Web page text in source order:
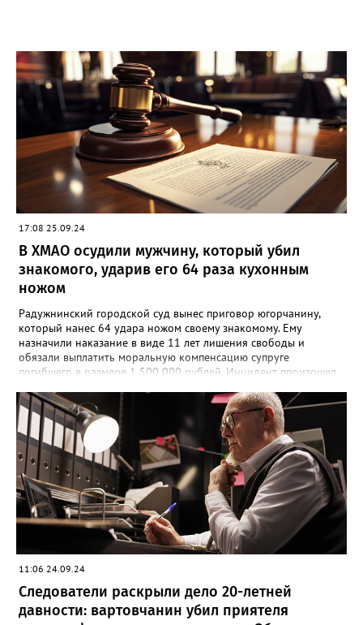
17:08 25.09.24
В ХМАО осудили мужчину, который убил
знакомого, ударив его 64 раза кухонным
ножом
Радужнинский городской суд вынес приговор югорчанину,
который нанес 64 удара ножом своему знакомому. Ему
назначили наказание в виде 11 лет лишения свободы и
обязали выплатить моральную компенсацию супруге
погибшего в размере 1 500 000 рублей. Инцидент произошел
своим знакомым в тамбуре жилого дома. Произошла потасовка
и югорчанин совершил убийство кухонным ножом. Он нанес
потерпевшему 64 удара по различным частям тела, которые
стали причиной смерти. Во время судебного заседания
югорчанин признал свою вину, но от дачи показаний
отказался.
11:06 24.09.24
Следователи раскрыли дело 20-летней
давности: вартовчанин убил приятеля